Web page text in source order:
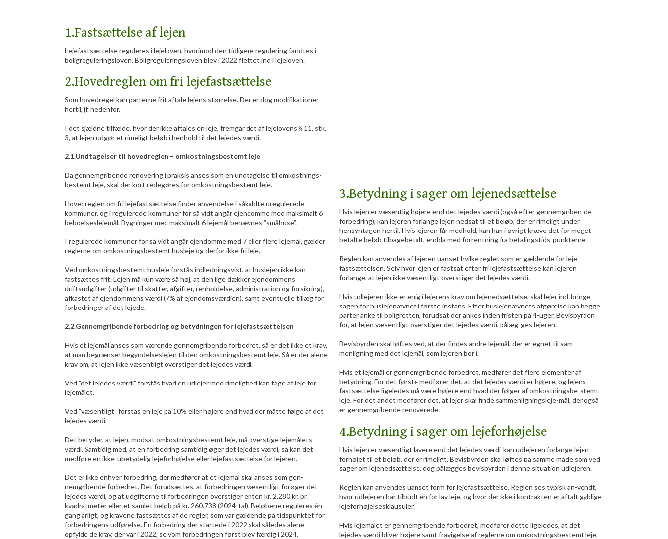
​1.Fastsættelse af lejen
​Lejefastsættelse reguleres i lejeloven, hvorimod den tidligere regulering fandtes i
boligreguleringsloven. Boligreguleringsloven blev i 2022 flettet ind i lejeloven.
2.Hovedreglen om fri lejefastsættelse
​Som hovedregel kan parterne frit aftale lejens størrelse. Der er dog modifikationer
hertil, jf. nedenfor.
I det sjældne tilfælde, hvor der ikke aftales en leje, fremgår det af lejelovens § 11, stk.
3, at lejen udgør et rimeligt beløb i henhold til det lejedes værdi.
2.1.Undtagelser til hovedreglen – omkostningsbestemt leje
Da gennemgribende renovering i praksis anses som en undtagelse til omkostnings-
bestemt leje, skal der kort redegøres for omkostningsbestemt leje.
Hovedreglen om fri lejefastsættelse finder anvendelse i såkaldte uregulerede
kommuner, og i regulerede kommuner for så vidt angår ejendomme med maksimalt 6
beboelseslejemål. Bygninger med maksimalt 6 lejemål benævnes ”småhuse”.
I regulerede kommuner for så vidt angår ejendomme med 7 eller flere lejemål, gælder
reglerne om omkostningsbestemt husleje og derfor ikke fri leje.
Ved omkostningsbestemt husleje forstås indledningsvist, at huslejen ikke kan
fastsættes frit. Lejen må kun være så høj, at den lige dækker ejendommens
driftsudgifter (udgifter til skatter, afgifter, renholdelse, administration og forsikring),
afkastet af ejendommens værdi (7% af ejendomsværdien), samt eventuelle tillæg for
forbedringer af det lejede.
2.2.Gennemgribende forbedring og betydningen for lejefastsættelsen
Hvis et lejemål anses som værende gennemgribende forbedret, så er det ikke et krav,
at man begrænser begyndelseslejen til den omkostningsbestemt leje. Så er der alene
krav om, at lejen ikke væsentligt overstiger det lejedes værdi.
Ved ”det lejedes værdi” forstås hvad en udlejer med rimelighed kan tage af leje for
lejemålet.
Ved ”væsentligt” forstås en leje på 10% eller højere end hvad der måtte følge af det
lejedes værdi.
Det betyder, at lejen, modsat omkostningsbestemt leje, må overstige lejemålets
værdi. Samtidig med, at en forbedring samtidig øger det lejedes værdi, så kan det
medføre en ikke-ubetydelig lejeforhøjelse eller lejefastsættelse for lejeren.
Det er ikke enhver forbedring, der medfører at et lejemål skal anses som gen-
nemgribende forbedret. Det forudsættes, at forbedringen væsentligt forøger det
lejedes værdi, og at udgifterne til forbedringen overstiger enten kr. 2.280 kr. pr.
kvadratmeter eller et samlet beløb på kr. 260.738 (2024-tal). Beløbene reguleres én
gang årligt, og kravene fastsættes af de regler, som var gældende på tidspunktet for
forbedringens udførelse. En forbedring der startede i 2022 skal således alene
opfylde de krav, der var i 2022, selvom forbedringen først blev færdig i 2024.
​3.Betydning i sager om lejenedsættelse
Hvis lejen er væsentlig højere end det lejedes værdi (også efter gennemgriben-de
forbedring), kan lejeren forlange lejen nedsat til et beløb, der er rimeligt under
hensyntagen hertil. Hvis lejeren får medhold, kan han i øvrigt kræve det for meget
betalte beløb tilbagebetalt, endda med forrentning fra betalingstids-punkterne.
Reglen kan anvendes af lejeren uanset hvilke regler, som er gældende for leje-
fastsættelsen. Selv hvor lejen er fastsat efter fri lejefastsættelse kan lejeren
forlange, at lejen ikke væsentligt overstiger det lejedes værdi.
Hvis udlejeren ikke er enig i lejerens krav om lejenedsættelse, skal lejer ind-bringe
sagen for huslejenævnet i første instans. Efter huslejenævnets afgørelse kan begge
parter anke til boligretten, forudsat der ankes inden fristen på 4-uger. Bevisbyrden
for, at lejen væsentligt overstiger det lejedes værdi, pålæg-ges lejeren.
Bevisbyrden skal løftes ved, at der findes andre lejemål, der er egnet til sam-
menligning med det lejemål, som lejeren bor i.
Hvis et lejemål er gennemgribende forbedret, medfører det flere elementer af
betydning. For det første medfører det, at det lejedes værdi er højere, og lejens
fastsættelse ligeledes må være højere end hvad der følger af omkostningsbe-stemt
leje. For det andet medfører det, at lejer skal finde sammenligningsleje-mål, der også
er gennemgribende renoverede.
4.Betydning i sager om lejeforhøjelse
Hvis lejen er væsentligt lavere end det lejedes værdi, kan udlejeren forlange lejen
forhøjet til et beløb, der er rimeligt. Bevisbyrden skal løftes på samme måde som ved
sager om lejenedsættelse, dog pålægges bevisbyrden i denne situation udlejeren.
Reglen kan anvendes uanset form for lejefastsættelse. Reglen ses typisk an-vendt,
hvor udlejeren har tilbudt en for lav leje, og hvor der ikke i kontrakten er aftalt gyldige
lejeforhøjelsesklausuler.
Hvis lejemålet er gennemgribende forbedret, medfører dette ligeledes, at det
lejedes værdi bliver højere samt fravigelse af reglerne om omkostningsbestemt leje.